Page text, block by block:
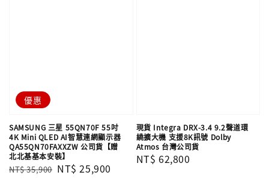
優惠
SAMSUNG 三星 55QN70F 55吋
4K Mini QLED AI智慧連網顯示器
QA55QN70FAXXZW 公司貨【贈
北北基基本安裝】
Regular
NT$ 35,900 Sale
NT$ 25,900
現貨 Integra DRX-3.4 9.2聲道環
繞擴大機 支援8K訊號 Dolby
Atmos 台灣公司貨
Regular
NT$ 62,800